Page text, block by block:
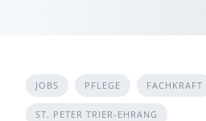
JOBS PFLEGE FACHKRAFT
ST. PETER TRIER-EHRANG